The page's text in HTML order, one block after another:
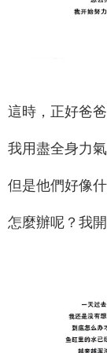
這時，正好爸
我用盡全身力
但是他們好像
怎麼辦呢？我